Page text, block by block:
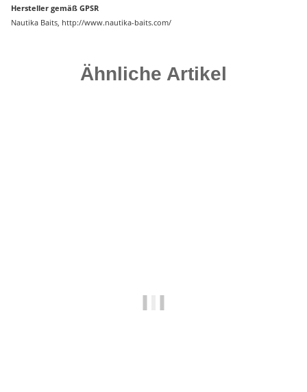
Hersteller gemäß GPSR
Nautika Baits, http://www.nautika-baits.com/
Ähnliche Artikel